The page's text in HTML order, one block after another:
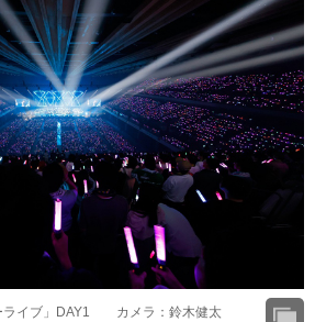
ライブ」DAY1 カメラ：鈴木健太